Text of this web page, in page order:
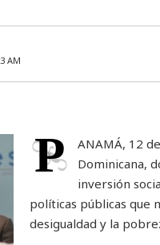
AM
P
ANAMÁ, 12
Dominicana,
inversión
políticas públicas que
desigualdad y la